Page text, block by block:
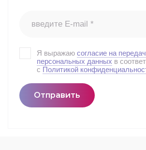
Я выражаю согласие на
персональных данных в
с Политикой
Отправить